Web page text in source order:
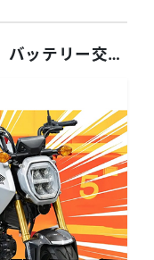
葉月美優、HONDA「グロム」バッテリー交換！ 手順・コツを詳しく解説！